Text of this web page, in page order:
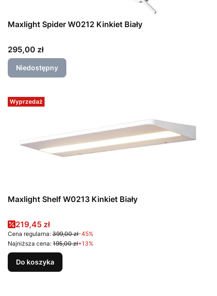
Maxlight Spider W0212 Kinkiet Biały
Cena
295,00 zł
Niedostępny
Wyprzedaż
Maxlight Shelf W0213 Kinkiet Biały
Cena promocyjna
219,45 zł
Cena regularna: 399,00 zł-45%
Najniższa cena: 195,00 zł+13%
Do koszyka